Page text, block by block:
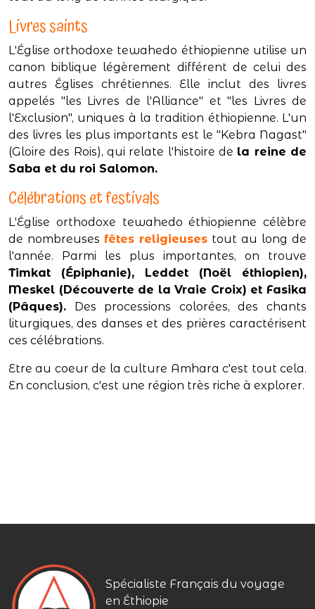
Livres saints
L'Église orthodoxe tewahedo éthiopienne utilise un
canon biblique légèrement différent de celui des
autres Églises chrétiennes. Elle inclut des livres
appelés "les Livres de l'Alliance" et "les Livres de
l'Exclusion", uniques à la tradition éthiopienne. L'un
des livres les plus importants est le "Kebra Nagast"
(Gloire des Rois), qui relate l'histoire de la reine de
Saba et du roi Salomon.
Célébrations et festivals
L'Église orthodoxe tewahedo éthiopienne célèbre
de nombreuses fêtes religieuses tout au long de
l'année. Parmi les plus importantes, on trouve
Timkat (Épiphanie), Leddet (Noël éthiopien),
Meskel (Découverte de la Vraie Croix) et Fasika
(Pâques). Des processions colorées, des chants
liturgiques, des danses et des prières caractérisent
ces célébrations.
Etre au coeur de la culture Amhara c'est tout cela.
En conclusion, c'est une région très riche à explorer.
Spécialiste Français du voyage
en Éthiopie